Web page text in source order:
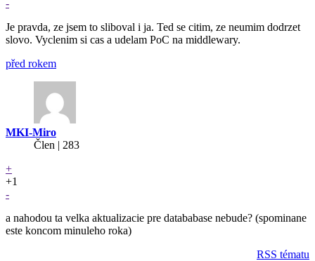
-
Je pravda, ze jsem to sliboval i ja. Ted se citim, ze neumim dodrzet
slovo. Vyclenim si cas a udelam PoC na middlewary.
před rokem
MKI-Miro
Člen | 283
+
+1
-
a nahodou ta velka aktualizacie pre datababase nebude? (spominane
este koncom minuleho roka)
RSS tématu